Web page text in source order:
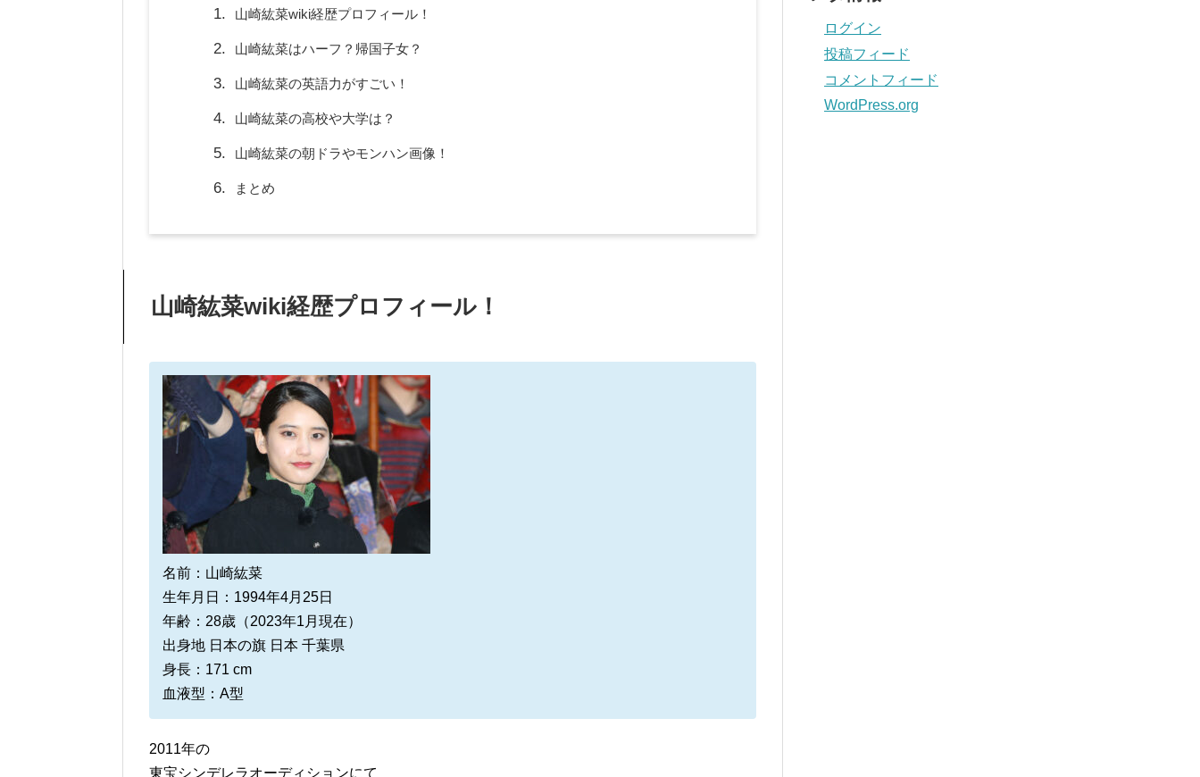
山崎紘菜wiki経歴プロフィール！
山崎紘菜はハーフ？帰国子女？
山崎紘菜の英語力がすごい！
山崎紘菜の高校や大学は？
山崎紘菜の朝ドラやモンハン画像！
まとめ
山崎紘菜wiki経歴プロフィール！
名前：山崎紘菜
生年月日：1994年4月25日
年齢：28歳（2023年1月現在）
出身地 日本の旗 日本 千葉県
身長：171 cm
血液型：A型
2011年の
東宝シンデレラオーディションにて
ログイン
投稿フィード
コメントフィード
WordPress.org